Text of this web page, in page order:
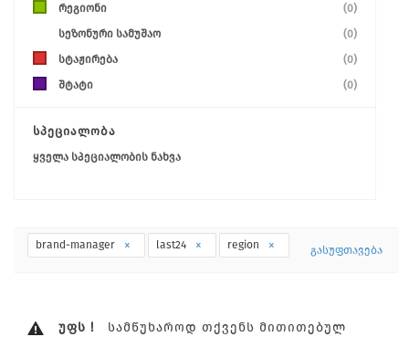
რეგიონი
(0)
სეზონური სამუშაო
(0)
სტაჟირება
(0)
შტატი
(0)
ᲡᲞᲔᲪᲘᲐᲚᲝᲑᲐ
ყველა სპეციალობის ნახვა
brand-manager last24 region გასუფთავება
ᲣᲤᲡ !
ᲡᲐᲛᲬᲣᲮᲐᲠᲝᲓ ᲗᲥᲕᲔᲜᲡ ᲛᲘᲗᲘᲗᲔᲑᲣᲚ